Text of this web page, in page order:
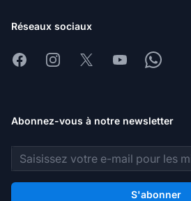
Réseaux sociaux
FacebookInstagram
X YoutubeWhatsapp
Abonnez-vous à notre newsletter
Adresse e-mail
S'abonner